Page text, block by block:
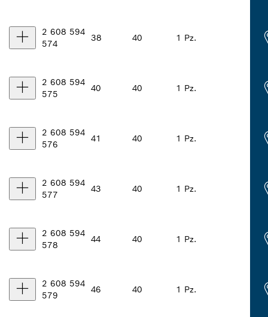
2 608 594
574
38 40 1 Pz.
2 608 594
575
40 40 1 Pz.
2 608 594
576
41 40 1 Pz.
2 608 594
577
43 40 1 Pz.
2 608 594
578
44 40 1 Pz.
2 608 594
579
46 40 1 Pz.